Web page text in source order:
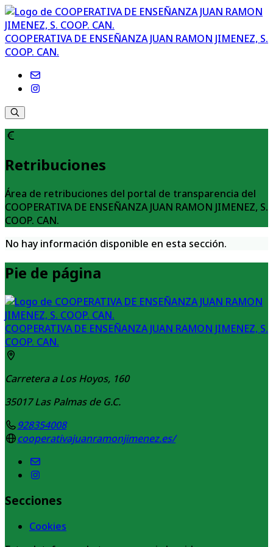
COOPERATIVA DE ENSEÑANZA JUAN RAMON JIMENEZ, S.
COOP. CAN.
Retribuciones
Área de retribuciones del portal de transparencia del
COOPERATIVA DE ENSEÑANZA JUAN RAMON JIMENEZ, S.
COOP. CAN.
No hay información disponible en esta sección.
Pie de página
COOPERATIVA DE ENSEÑANZA JUAN RAMON JIMENEZ, S.
COOP. CAN.
Carretera a Los Hoyos, 160
35017 Las Palmas de G.C.
928354008
cooperativajuanramonjimenez.es/
Secciones
Cookies